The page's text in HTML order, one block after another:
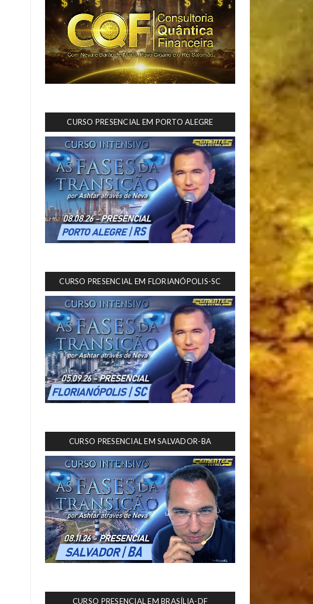
CURSO PRESENCIAL EM PORTO ALEGRE
CURSO PRESENCIAL EM FLORIANÓPOLIS-SC
CURSO PRESENCIAL EM SALVADOR-BA
CURSO PRESENCIAL EM BRASÍLIA-DF